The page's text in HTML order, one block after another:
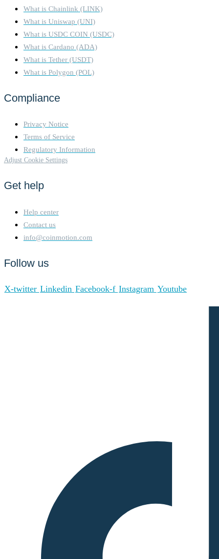
What is Chainlink (LINK)
What is Uniswap (UNI)
What is USDC COIN (USDC)
What is Cardano (ADA)
What is Tether (USDT)
What is Polygon (POL)
Compliance
Privacy Notice
Terms of Service
Regulatory Information
Adjust Cookie Settings
Get help
Help center
Contact us
info@coinmotion.com
Follow us
X-twitter Linkedin Facebook-f Instagram Youtube